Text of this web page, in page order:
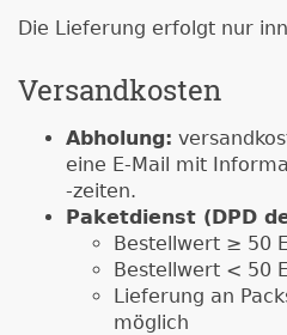
Die Lieferung erfolgt nur
Versandkosten
Abholung:
eine E-Mail mit
-zeiten.
Paketdienst (DPD
Bestellwert ≥ 50
Bestellwert < 50
Lieferung an
möglich